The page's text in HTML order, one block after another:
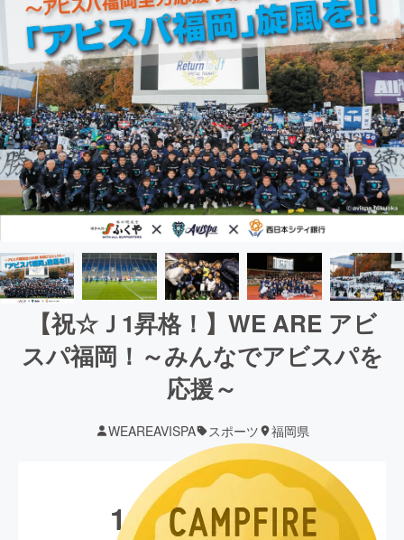
【祝☆Ｊ1昇格！】WE ARE アビ
スパ福岡！～みんなでアビスパを
応援～
WEAREAVISPA スポーツ 福岡県
現在の支援総額
11,989,112円